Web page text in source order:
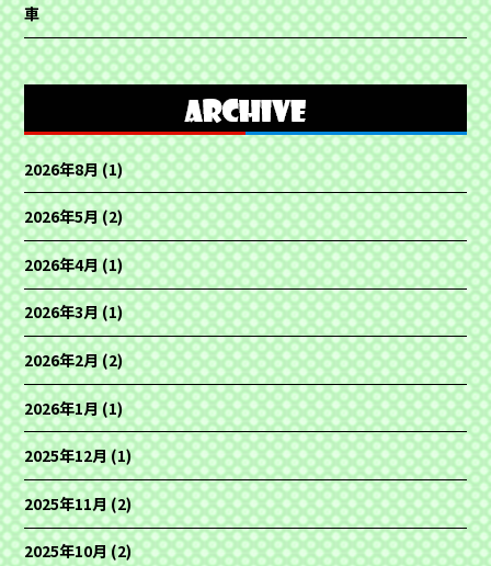
車
2026年8月(1)
2026年5月(2)
2026年4月(1)
2026年3月(1)
2026年2月(2)
2026年1月(1)
2025年12月(1)
2025年11月(2)
2025年10月(2)